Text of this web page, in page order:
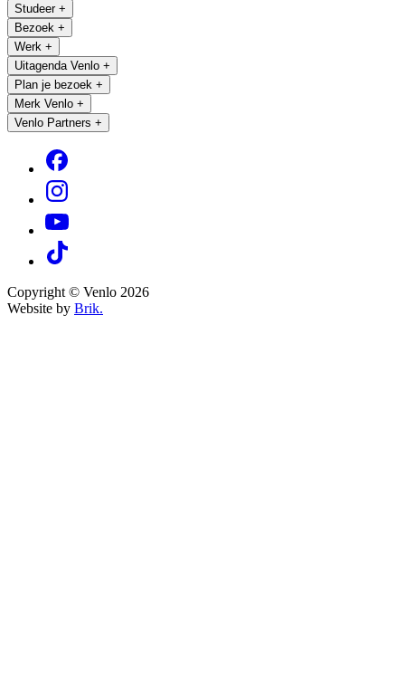
Studeer +
Bezoek +
Werk +
Uitagenda Venlo +
Plan je bezoek +
Merk Venlo +
Venlo Partners +
Copyright © Venlo 2026
Website by Brik.